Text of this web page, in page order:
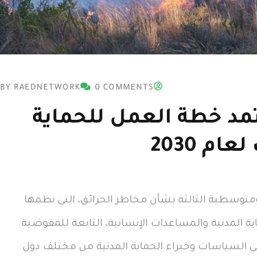
BY RAEDNETWORK 0 COMMENTS
خطة العمل للحماية
2030
الثالثة بشأن مخاطر الحرائق، التي نظمها
المدنية والمساعدات الإنسانية، التابعة للمفوضية
من صانعي السياسات وخبراء الحماية المدنية من مختلف دول